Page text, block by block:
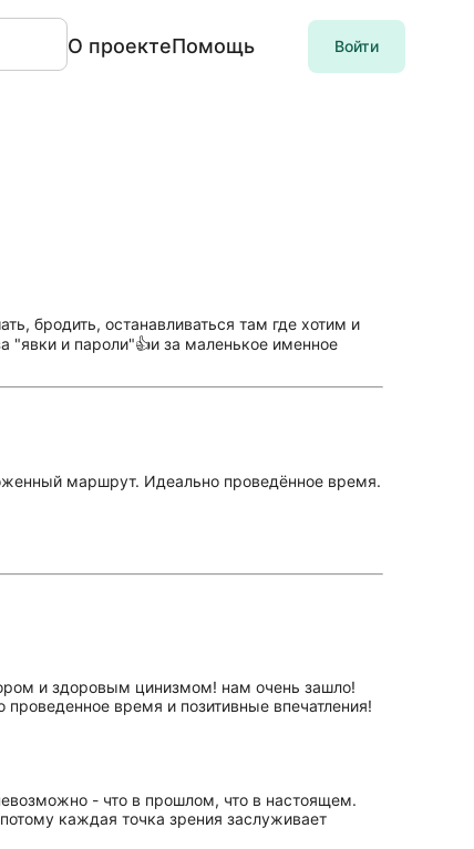
О проектеПомощь Войти
бродить, останавливаться там где хотим и
"явки и пароли"👍и за маленькое именное
маршрут. Идеально проведённое время.
и здоровым цинизмом! нам очень зашло!
время и позитивные впечатления!
- что в прошлом, что в настоящем.
каждая точка зрения заслуживает